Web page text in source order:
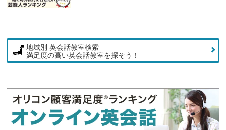
地域別 英会話教室検索
満足度の高い英会話教室を探そう！